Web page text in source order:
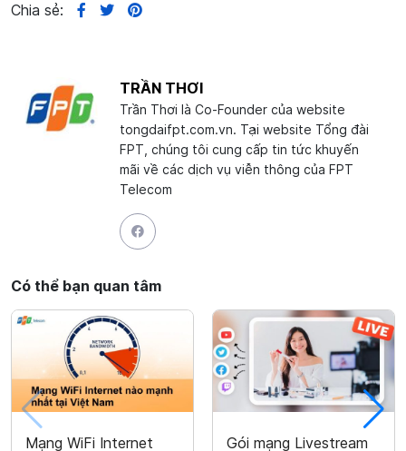
Chia sẻ:
TRẦN THƠI
Trần Thơi là Co-Founder của website
tongdaifpt.com.vn. Tại website Tổng đài
FPT, chúng tôi cung cấp tin tức khuyến
mãi về các dịch vụ viễn thông của FPT
Telecom
Có thể bạn quan tâm
Mạng WiFi Internet
Gói mạng Livestream